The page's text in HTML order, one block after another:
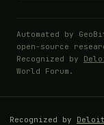
Automated by
open-source
Recognized by
World Forum.
Recognized by